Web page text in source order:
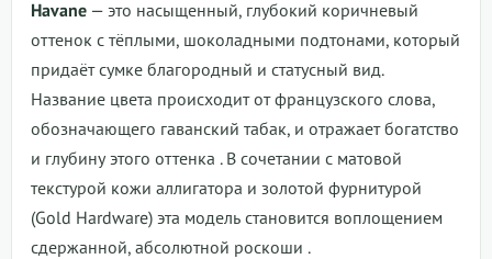
Havane — это насыщенный, глубокий коричневый
оттенок с тёплыми, шоколадными подтонами, который
придаёт сумке благородный и статусный вид.
Название цвета происходит от французского слова,
обозначающего гаванский табак, и отражает богатство
и глубину этого оттенка . В сочетании с матовой
текстурой кожи аллигатора и золотой фурнитурой
(Gold Hardware) эта модель становится воплощением
сдержанной, абсолютной роскоши .